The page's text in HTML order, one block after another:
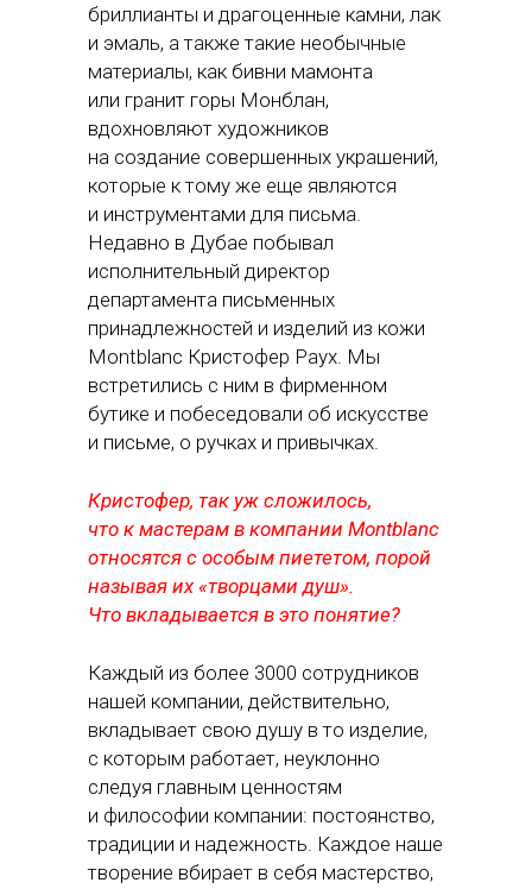
бриллианты и драгоценные камни, лак
и эмаль, а также такие необычные
материалы, как бивни мамонта
или гранит горы Монблан,
вдохновляют художников
на создание совершенных украшений,
которые к тому же еще являются
и инструментами для письма.
Недавно в Дубае побывал
исполнительный директор
департамента письменных
принадлежностей и изделий из кожи
Montblanc Кристофер Раух. Мы
встретились с ним в фирменном
бутике и побеседовали об искусстве
и письме, о ручках и привычках.
Кристофер, так уж сложилось,
что к мастерам в компании Montblanc
относятся с особым пиететом, порой
называя их «творцами душ».
Что вкладывается в это понятие?
Каждый из более 3000 сотрудников
нашей компании, действительно,
вкладывает свою душу в то изделие,
с которым работает, неуклонно
следуя главным ценностям
и философии компании: постоянство,
традиции и надежность. Каждое наше
творение вбирает в себя мастерство,